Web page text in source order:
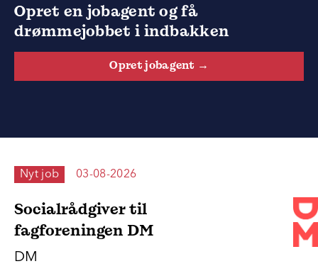
Nyt job 03-08-2026
Socialrådgiver til
fagforeningen DM
DM
Opret en jobagent og få
drømmejobbet i indbakken
Opret jobagent →